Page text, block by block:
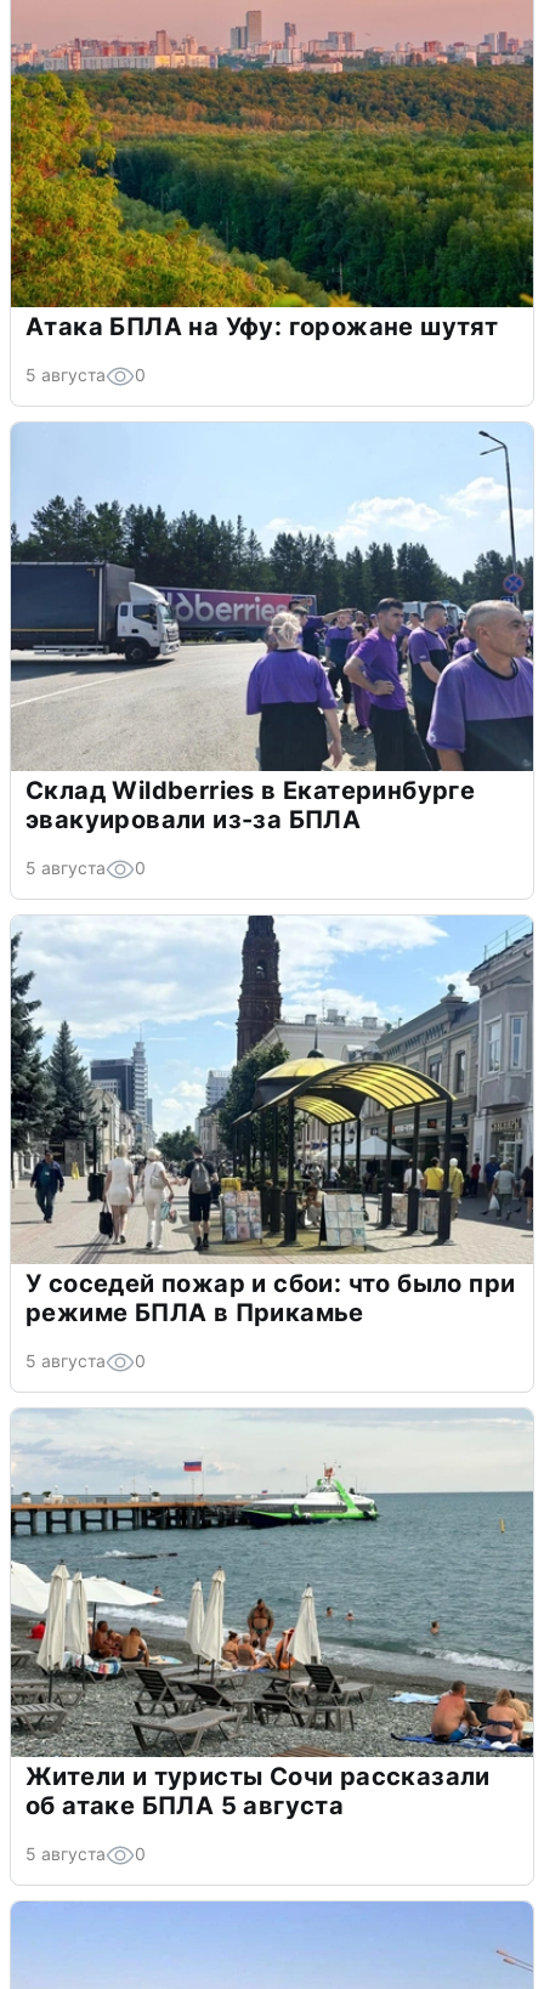
Атака БПЛА на Уфу: горожане шутят
5 августа 0
Склад Wildberries в Екатеринбурге
эвакуировали из-за БПЛА
5 августа 0
У соседей пожар и сбои: что было при
режиме БПЛА в Прикамье
5 августа 0
Жители и туристы Сочи рассказали
об атаке БПЛА 5 августа
5 августа 0